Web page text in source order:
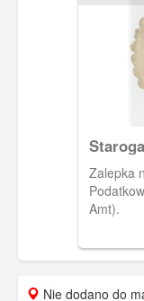
Zalepka
Amt).
Nie dodano do